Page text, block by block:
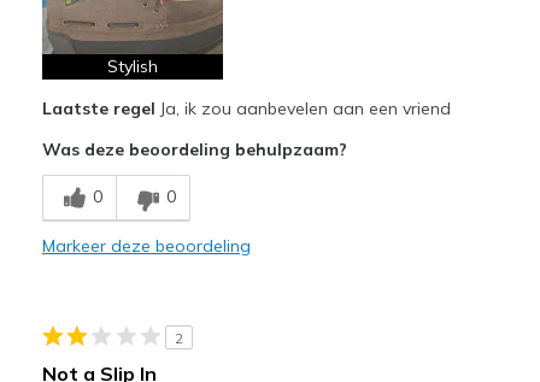
Breathe Well
Comfortable
Beste toepassingen
Work
Width
Stylish
Laatste regel Ja, ik zou aanbevelen aan een vriend
Was deze beoordeling behulpzaam?
0 0
Markeer deze beoordeling
2
Not a Slip In